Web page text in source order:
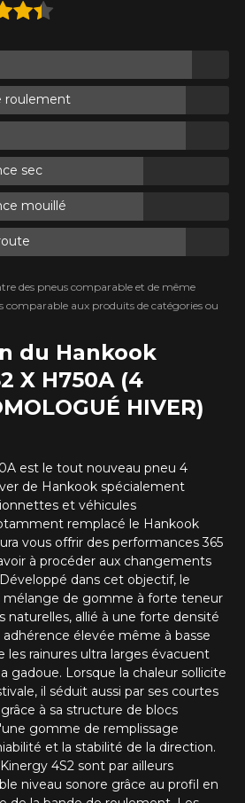
du Hankook
X H750A (4
HIVER)
est le tout nouveau pneu 4
de Hankook spécialement
et véhicules
remplacé le Hankook
vous offrir des performances 365
à procéder aux changements
dans cet objectif, le
mélange de gomme à forte teneur
naturelles, allié à une forte densité
adhérence élevée même à basse
les rainures ultra larges évacuent
gadoue. Lorsque la chaleur sollicite
il séduit aussi par ses courtes
à sa structure de blocs
gomme de remplissage
et la stabilité de la direction.
4S2 sont par ailleurs
niveau sonore grâce au profil en
roulement
sec
mouillé
des pneus comparable et de même
comparable aux produits de catégories ou
le
X H750A (4